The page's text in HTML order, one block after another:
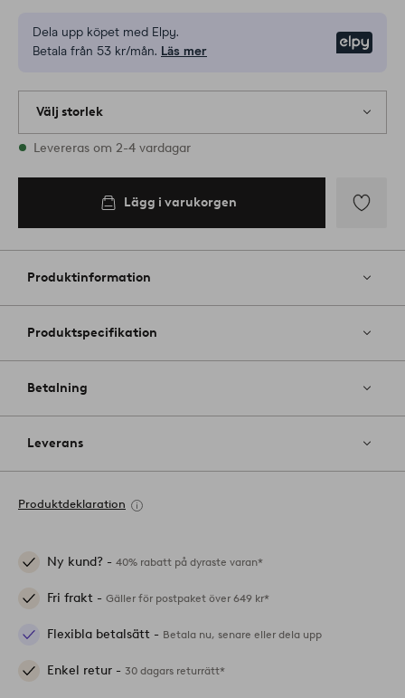
Dela upp köpet med Elpy.
Betala från 53 kr/mån. Läs mer
Välj storlek
1 storlekar finns i lager
Levereras om 2-4 vardagar
Lägg iLägg i varukorgen
till
favoriter
Produktinformation
Produktspecifikation
Betalning
Leverans
Produktdeklaration
Ny kund? - 40% rabatt på dyraste varan*
Fri frakt - Gäller för postpaket över 649 kr*
Flexibla betalsätt - Betala nu, senare eller dela upp
Enkel retur - 30 dagars returrätt*